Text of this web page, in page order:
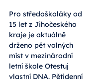
Pro středoškoláky od
15 let z Jihočeského
kraje je aktuálně
drženo pět volných
míst v mezinárodní
letní škole Otestuj
vlastní DNA. Pětidenní